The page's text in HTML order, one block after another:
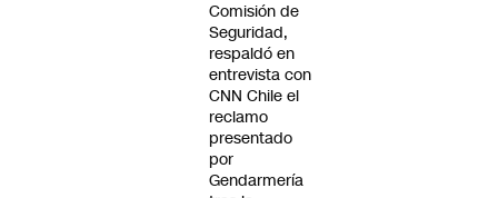
Comisión de
Seguridad,
respaldó en
entrevista con
CNN Chile el
reclamo
presentado
por
Gendarmería